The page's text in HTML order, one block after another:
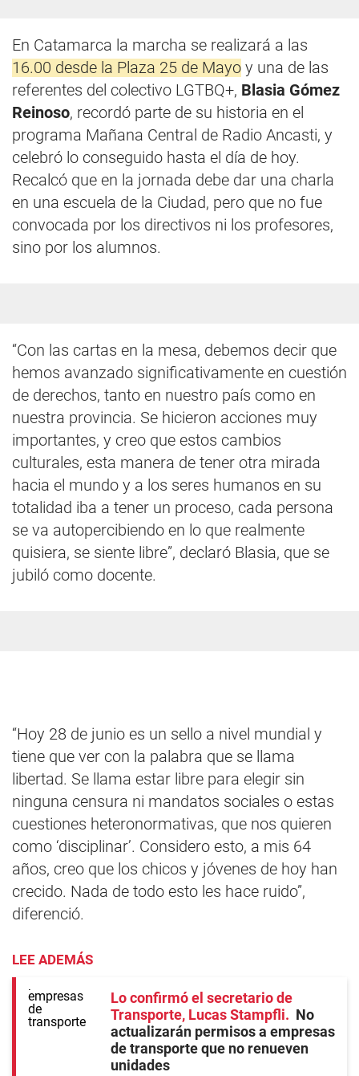
En Catamarca la marcha se realizará a las
16.00 desde la Plaza 25 de Mayo y una de las
referentes del colectivo LGTBQ+, Blasia Gómez
Reinoso, recordó parte de su historia en el
programa Mañana Central de Radio Ancasti, y
celebró lo conseguido hasta el día de hoy.
Recalcó que en la jornada debe dar una charla
en una escuela de la Ciudad, pero que no fue
convocada por los directivos ni los profesores,
sino por los alumnos.
“Con las cartas en la mesa, debemos decir que
hemos avanzado significativamente en cuestión
de derechos, tanto en nuestro país como en
nuestra provincia. Se hicieron acciones muy
importantes, y creo que estos cambios
culturales, esta manera de tener otra mirada
hacia el mundo y a los seres humanos en su
totalidad iba a tener un proceso, cada persona
se va autopercibiendo en lo que realmente
quisiera, se siente libre”, declaró Blasia, que se
jubiló como docente.
“Hoy 28 de junio es un sello a nivel mundial y
tiene que ver con la palabra que se llama
libertad. Se llama estar libre para elegir sin
ninguna censura ni mandatos sociales o estas
cuestiones heteronormativas, que nos quieren
como ‘disciplinar’. Considero esto, a mis 64
años, creo que los chicos y jóvenes de hoy han
crecido. Nada de todo esto les hace ruido”,
diferenció.
LEE ADEMÁS
Lo confirmó el secretario de
Transporte, Lucas Stampfli
No
actualizarán permisos a empresas
de transporte que no renueven
unidades